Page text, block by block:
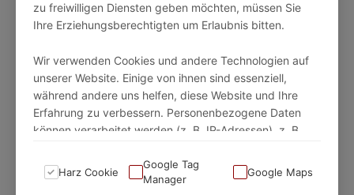
zu freiwilligen Diensten geben möchten, müssen Sie
Ihre Erziehungsberechtigten um Erlaubnis bitten.
Wir verwenden Cookies und andere Technologien auf
unserer Website. Einige von ihnen sind essenziell,
während andere uns helfen, diese Website und Ihre
Erfahrung zu verbessern. Personenbezogene Daten
können verarbeitet werden (z. B. IP-Adressen), z. B.
Anzeigen- und Inhaltsmessung.
Harz Cookie
Google Tag
Manager
Google Maps
Beitrag von
Experte
Hallo, ich bin Simon – Gründer von Harzdomicile.
Bereits in meiner Kindheit war ich regelmäßig mit
Der Harz mit seiner vielfältigen Natur und seinen
abwechs­lungs­reichen Aktivitäten hat es mir dabei